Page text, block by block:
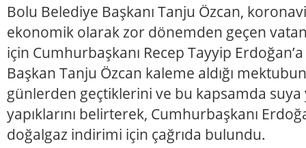
Bolu Belediye Başkanı Tanju Özcan,
ekonomik olarak zor dönemden geçen
için Cumhurbaşkanı Recep Tayyip
Başkan Tanju Özcan kaleme aldığı
günlerden geçtiklerini ve bu kapsamda
yapıklarını belirterek, Cumhurbaşkanı
doğalgaz indirimi için çağrıda bulundu.